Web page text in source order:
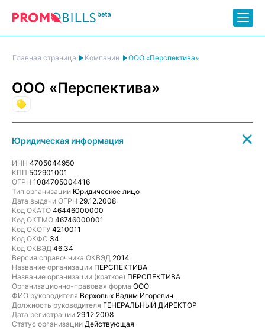
Главная страница Компании ООО «Перспектива»
ООО «Перспектива»
Юридическая информация
ИНН 4705044950
КПП 502901001
ОГРН 1084705004416
Тип организации Юридическое лицо
Дата выдачи ОГРН 29.12.2008
Код ОКАТО 46446000000
Код ОКТМО 46746000001
Код ОКОГУ 4210011
Код ОКФС 34
Код ОКВЭД 46.34
Версия справочника ОКВЭД 2014
Название организации ПЕРСПЕКТИВА
Название организации (краткое) ПЕРСПЕКТИВА
Организационно-правовая форма ООО
ФИО руководителя Верховых Вадим Игоревич
Должность руководителя ГЕНЕРАЛЬНЫЙ ДИРЕКТОР
Дата регистрации 29.12.2008
Статус организации Действующая